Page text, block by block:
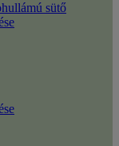
sütő